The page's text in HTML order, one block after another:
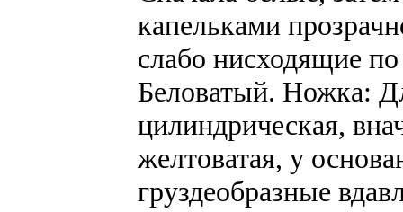
капельками
слабо нисходящие
Беловатый. Ножка:
цилиндрическая,
желтоватая, у
груздеобразные